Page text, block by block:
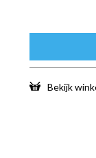
Bekijk